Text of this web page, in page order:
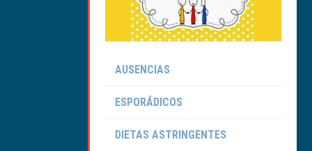
AUSENCIAS
ESPORÁDICOS
DIETAS ASTRINGENTES